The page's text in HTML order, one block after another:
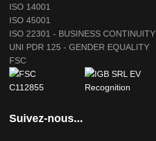
ISO 14001
ISO 45001
ISO 22301 - BUSINESS CONTINUITY
UNI PDR 125 - GENDER EQUALITY
FSC
Suivez-nous...